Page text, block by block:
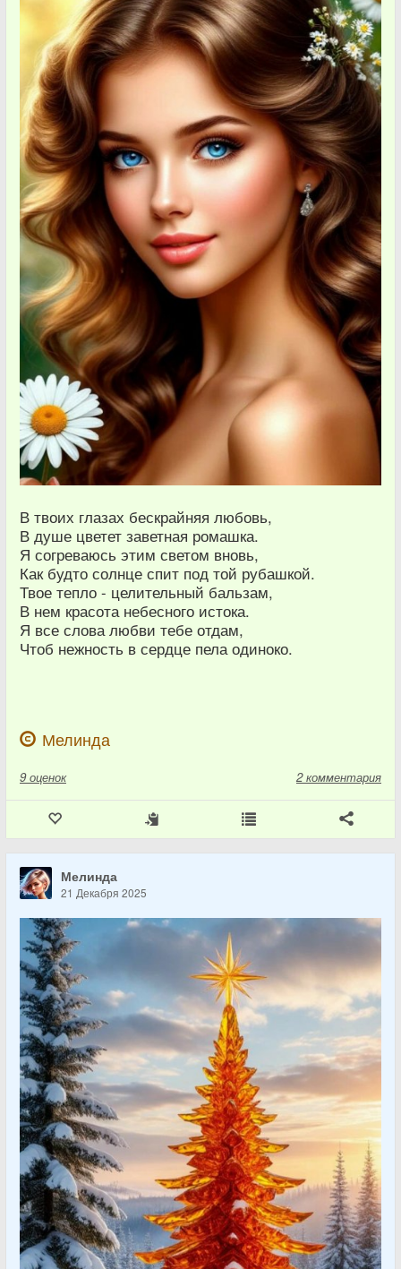
В твоих глазах бескрайняя любовь,
В душе цветет заветная ромашка.
Я согреваюсь этим светом вновь,
Как будто солнце спит под той рубашкой.
Твое тепло - целительный бальзам,
В нем красота небесного истока.
Я все слова любви тебе отдам,
Чтоб нежность в сердце пела одиноко.
Мелинда
9 оценок 2 комментария
Мелинда
21 Декабря 2025